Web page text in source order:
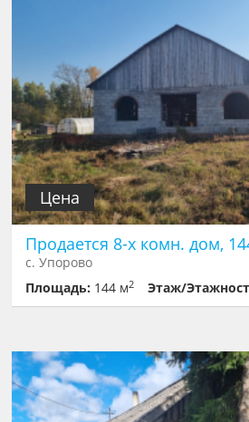
Цена
Продается 8-х комн. дом,
с. Упорово
Площадь: 144 м2 Этаж/